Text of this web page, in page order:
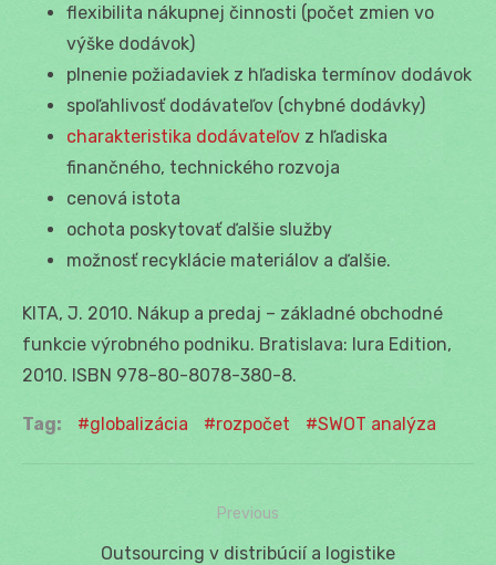
flexibilita nákupnej činnosti (počet zmien vo
výške dodávok)
plnenie požiadaviek z hľadiska termínov dodávok
spoľahlivosť dodávateľov (chybné dodávky)
charakteristika dodávateľov z hľadiska
finančného, technického rozvoja
cenová istota
ochota poskytovať ďalšie služby
možnosť recyklácie materiálov a ďalšie.
KITA, J. 2010. Nákup a predaj – základné obchodné
funkcie výrobného podniku. Bratislava: Iura Edition,
2010. ISBN 978-80-8078-380-8.
Tag: globalizácia rozpočet SWOT analýza
Navigácia
Previous
Previous
Outsourcing v distribúcií a logistike